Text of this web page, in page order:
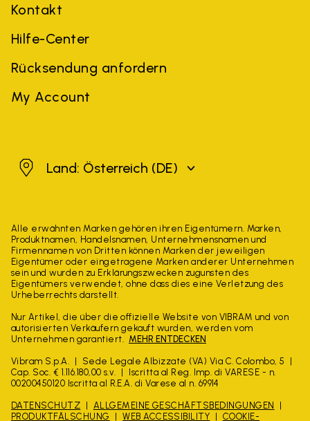
Kontakt
Hilfe-Center
Rücksendung anfordern
My Account
Österreich
Land: Österreich (DE)
Alle erwähnten Marken gehören ihren Eigentümern. Marken,
Produktnamen, Handelsnamen, Unternehmensnamen und
Firmennamen von Dritten können Marken der jeweiligen
Eigentümer oder eingetragene Marken anderer Unternehmen
sein und wurden zu Erklärungszwecken zugunsten des
Eigentümers verwendet, ohne dass dies eine Verletzung des
Urheberrechts darstellt.
Nur Artikel, die über die offizielle Website von VIBRAM und von
autorisierten Verkäufern gekauft wurden, werden vom
Unternehmen garantiert. MEHR ENTDECKEN
Vibram S.p.A.
Sede Legale Albizzate (VA) Via C. Colombo, 5
Cap. Soc. € 1.116.180,00 s.v.
Iscritta al Reg. Imp. di VARESE - n.
00200450120 Iscritta al R.E.A. di Varese al n. 69914
DATENSCHUTZ
ALLGEMEINE GESCHÄFTSBEDINGUNGEN
PRODUKTFÄLSCHUNG
WEB ACCESSIBILITY COOKIE-